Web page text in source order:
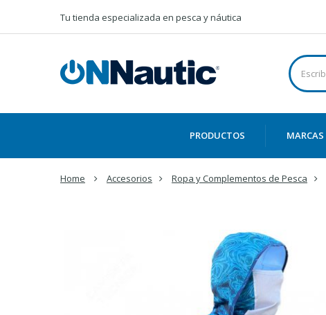
Tu tienda especializada en pesca y náutica
PRODUCTOS MARCAS
Home Accesorios Ropa y Complementos de Pesca